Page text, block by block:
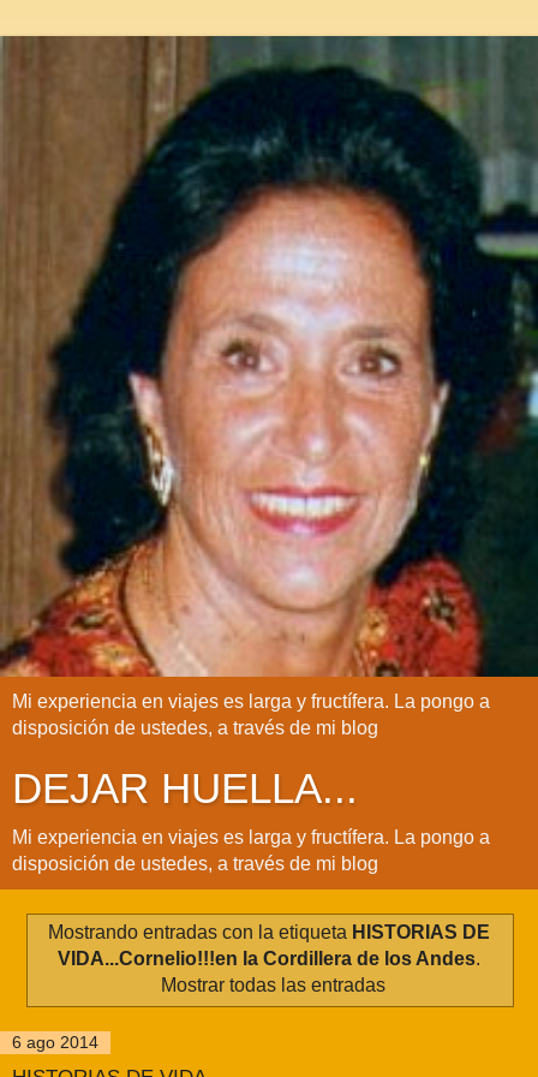
Mi experiencia en viajes es larga y fructífera. La pongo a
disposición de ustedes, a través de mi blog
DEJAR HUELLA...
Mi experiencia en viajes es larga y fructífera. La pongo a
disposición de ustedes, a través de mi blog
Mostrando entradas con la etiqueta HISTORIAS DE
VIDA...Cornelio!!!en la Cordillera de los Andes.
Mostrar todas las entradas
6 ago 2014